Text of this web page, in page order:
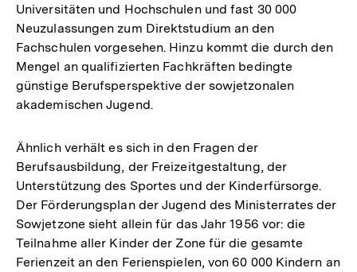
Universitäten und Hochschulen und fast 30 000
Neuzulassungen zum Direktstudium an den
Fachschulen vorgesehen. Hinzu kommt die durch den
Mengel an qualifizierten Fachkräften bedingte
günstige Berufsperspektive der sowjetzonalen
akademischen Jugend.
Ähnlich verhält es sich in den Fragen der
Berufsausbildung, der Freizeitgestaltung, der
Unterstützung des Sportes und der Kinderfürsorge.
Der Förderungsplan der Jugend des Ministerrates der
Sowjetzone sieht allein für das Jahr 1956 vor: die
Teilnahme aller Kinder der Zone für die gesamte
Ferienzeit an den Ferienspielen, von 60 000 Kindern an